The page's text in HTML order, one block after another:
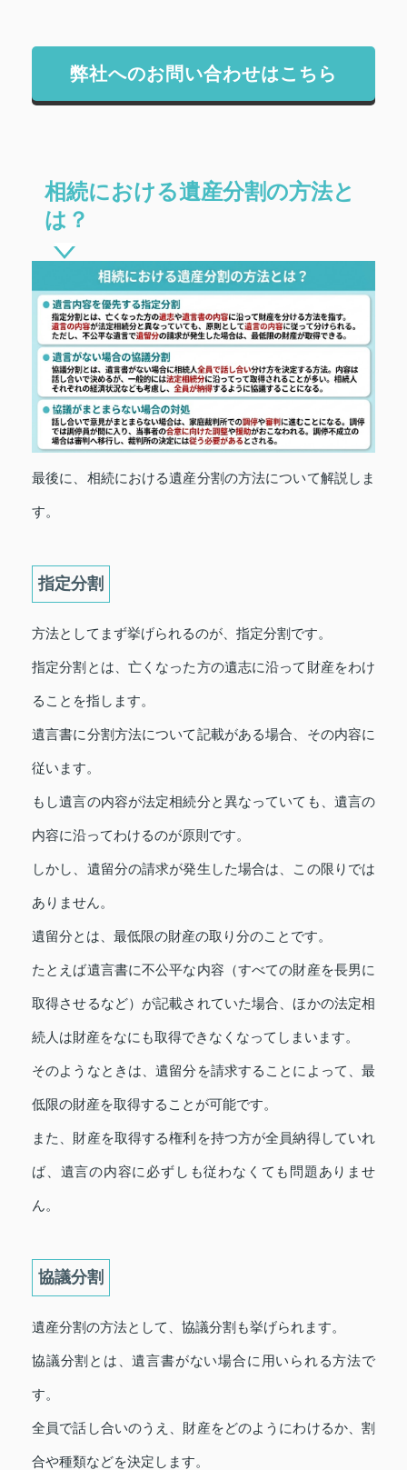
弊社へのお問い合わせはこちら
相続における遺産分割の方法と
は？
最後に、相続における遺産分割の方法について解説しま
す。
指定分割
方法としてまず挙げられるのが、指定分割です。
指定分割とは、亡くなった方の遺志に沿って財産をわけ
ることを指します。
遺言書に分割方法について記載がある場合、その内容に
従います。
もし遺言の内容が法定相続分と異なっていても、遺言の
内容に沿ってわけるのが原則です。
しかし、遺留分の請求が発生した場合は、この限りでは
ありません。
遺留分とは、最低限の財産の取り分のことです。
たとえば遺言書に不公平な内容（すべての財産を長男に
取得させるなど）が記載されていた場合、ほかの法定相
続人は財産をなにも取得できなくなってしまいます。
そのようなときは、遺留分を請求することによって、最
低限の財産を取得することが可能です。
また、財産を取得する権利を持つ方が全員納得していれ
ば、遺言の内容に必ずしも従わなくても問題ありませ
ん。
協議分割
遺産分割の方法として、協議分割も挙げられます。
協議分割とは、遺言書がない場合に用いられる方法で
す。
全員で話し合いのうえ、財産をどのようにわけるか、割
合や種類などを決定します。